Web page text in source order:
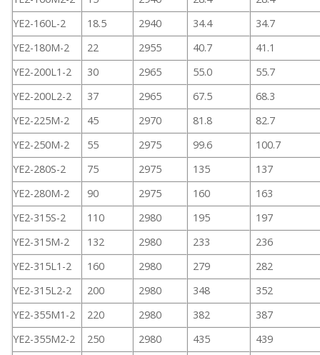
YE2-160L-2
18.5 2940 34.4
34.7
YE2-180M-2
22 2955 40.7
41.1
YE2-200L1-2
30 2965 55.0
55.7
YE2-200L2-2
37 2965 67.5
68.3
YE2-225M-2
45 2970 81.8
82.7
YE2-250M-2
55 2975 99.6
100.7
YE2-280S-2
75 2975 135
137
YE2-280M-2
90 2975 160
163
YE2-315S-2
110 2980 195
197
YE2-315M-2
132 2980 233
236
YE2-315L1-2
160 2980 279
282
YE2-315L2-2
200 2980 348
352
YE2-355M1-2
220 2980 382
387
YE2-355M2-2
250 2980 435
439